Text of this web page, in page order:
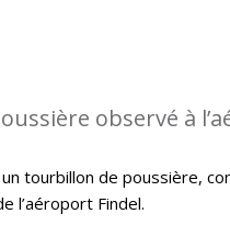
observé à
tourbillon de poussière,
l’aéroport Findel.